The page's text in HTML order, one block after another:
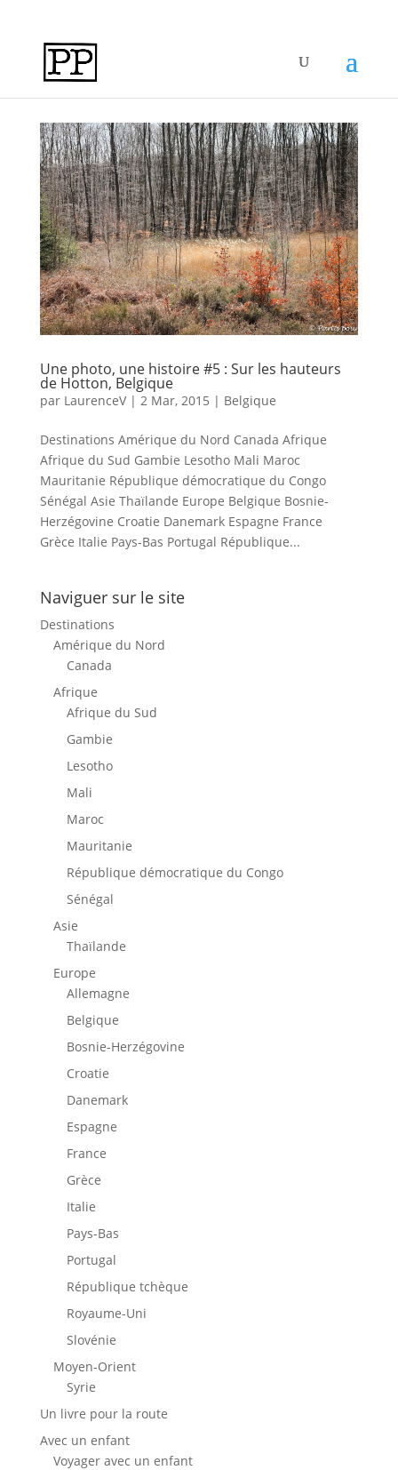
Une photo, une histoire #5 : Sur les hauteurs
de Hotton, Belgique
par LaurenceV| 2 Mar, 2015 | Belgique
Destinations Amérique du Nord Canada Afrique
Afrique du Sud Gambie Lesotho Mali Maroc
Mauritanie République démocratique du Congo
Sénégal Asie Thaïlande Europe Belgique Bosnie-
Herzégovine Croatie Danemark Espagne France
Grèce Italie Pays-Bas Portugal République...
Naviguer sur le site
Destinations
Amérique du Nord
Canada
Afrique
Afrique du Sud
Gambie
Lesotho
Mali
Maroc
Mauritanie
République démocratique du Congo
Sénégal
Asie
Thaïlande
Europe
Allemagne
Belgique
Bosnie-Herzégovine
Croatie
Danemark
Espagne
France
Grèce
Italie
Pays-Bas
Portugal
République tchèque
Royaume-Uni
Slovénie
Moyen-Orient
Syrie
Un livre pour la route
Avec un enfant
Voyager avec un enfant